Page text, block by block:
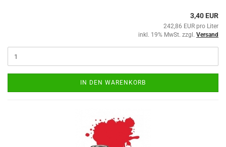
3,40 EUR
242,86 EUR pro Liter
inkl. 19% MwSt. zzgl. Versand
IN DEN WARENKORB